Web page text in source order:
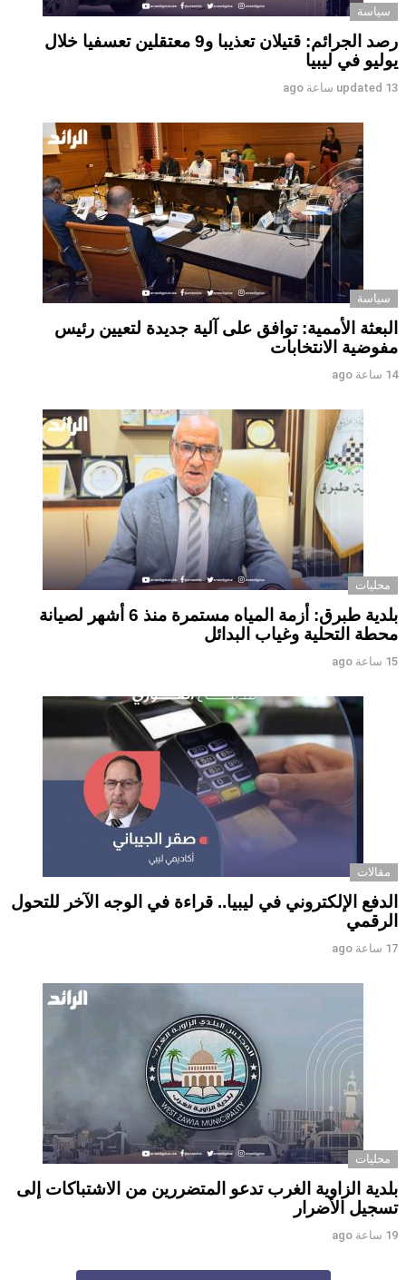
سياسة
رصد الجرائم: قتيلان تعذيبا و9 معتقلين تعسفيا خلال
يوليو في ليبيا
updated 13 ساعة ago
سياسة
البعثة الأممية: توافق على آلية جديدة لتعيين رئيس
مفوضية الانتخابات
14 ساعة ago
محليات
بلدية طبرق: أزمة المياه مستمرة منذ 6 أشهر لصيانة
محطة التحلية وغياب البدائل ‏ ‏
15 ساعة ago
مقالات
الدفع الإلكتروني في ليبيا.. قراءة في الوجه الآخر للتحول
الرقمي ‏
17 ساعة ago
محليات
بلدية الزاوية الغرب تدعو المتضررين من الاشتباكات إلى
تسجيل الأضرار
19 ساعة ago